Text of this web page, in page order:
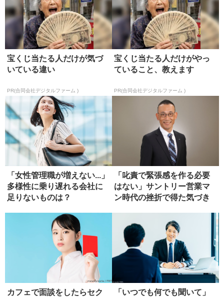
宝くじ当たる人だけが気づ
いている違い
PR(合同会社デジタルファーム )
宝くじ当たる人だけがやっ
ていること、教えます
PR(合同会社デジタルファーム )
「女性管理職が増えない...」
多様性に乗り遅れる会社に
足りないものは？
「叱責で緊張感を作る必要
はない」サントリー営業マ
ン時代の挫折で得た気づき
カフェで面談をしたらセク
「いつでも何でも聞いて」